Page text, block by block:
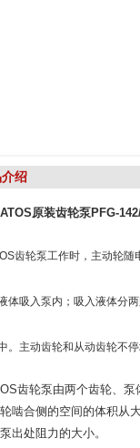
绍
原装齿轮泵PFG-
齿轮泵工作时，主动轮
体吸入泵内；吸入液体分
。主动齿轮和从动齿轮不
齿轮泵由两个齿轮、泵
啮合侧的空间的体积从
出处阻力的大小。